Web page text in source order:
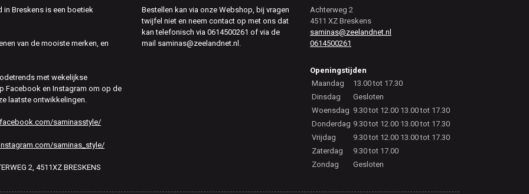
in Breskens is een boetiek
van de mooiste merken, en
met wekelijkse
Facebook en Instagram om op de
laatste ontwikkelingen.
saminasstyle/
saminas_style/
2, 4511XZ BRESKENS
Bestellen kan via onze Webshop, bij vragen
twijfel niet en neem contact op met ons dat
kan telefonisch via 0614500261 of via de
mail saminas@zeelandnet.nl.
Achterweg 2
4511 XZ Breskens
saminas@zeelandnet.nl
0614500261
Openingstijden
Maandag
13.00 tot 17.30
Dinsdag
Gesloten
Woensdag 9.30 tot 12.00 13.00 tot 17.30
Donderdag 9.30 tot 12.00 13.00 tot 17.30
Vrijdag
9.30 tot 12.00 13.00 tot 17.30
Zaterdag
9.30 tot 17.00
Zondag
Gesloten